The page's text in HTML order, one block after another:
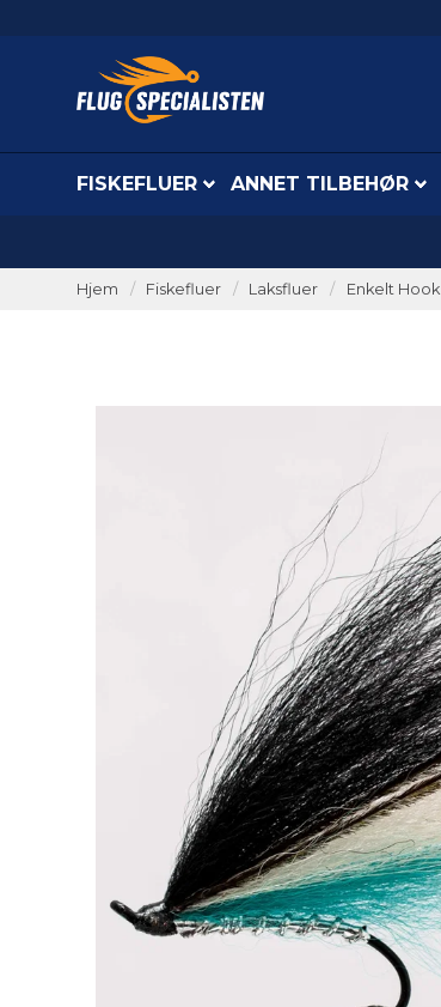
FISKEFLUER ANNET TILBEHØR
Hjem Fiskefluer Laksfluer Enkelt Hook